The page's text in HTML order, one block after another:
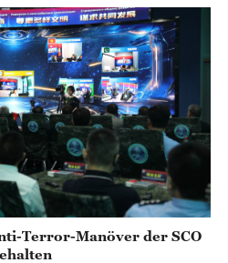
Terror-Manöver der SCO